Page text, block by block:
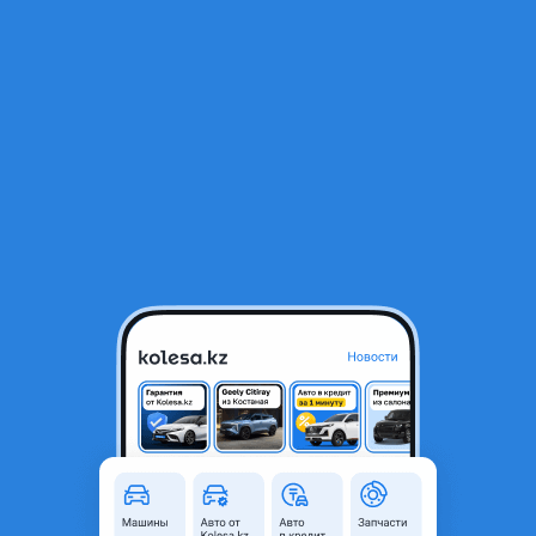
Алматы, Алматинская